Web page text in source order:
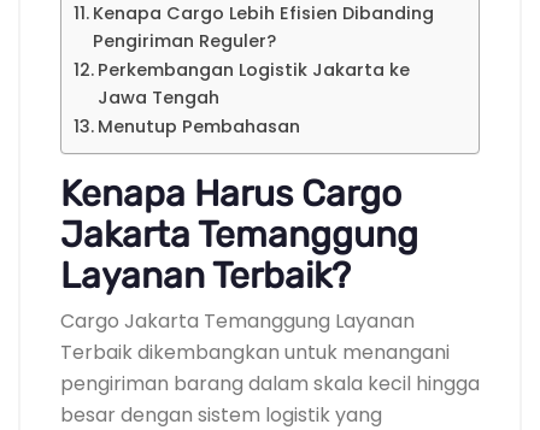
Kenapa Cargo Lebih Efisien Dibanding
Pengiriman Reguler?
Perkembangan Logistik Jakarta ke
Jawa Tengah
Menutup Pembahasan
Kenapa Harus Cargo
Jakarta Temanggung
Layanan Terbaik?
Cargo Jakarta Temanggung Layanan
Terbaik dikembangkan untuk menangani
pengiriman barang dalam skala kecil hingga
besar dengan sistem logistik yang